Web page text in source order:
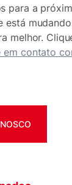
para a
está
melhor.
em contato